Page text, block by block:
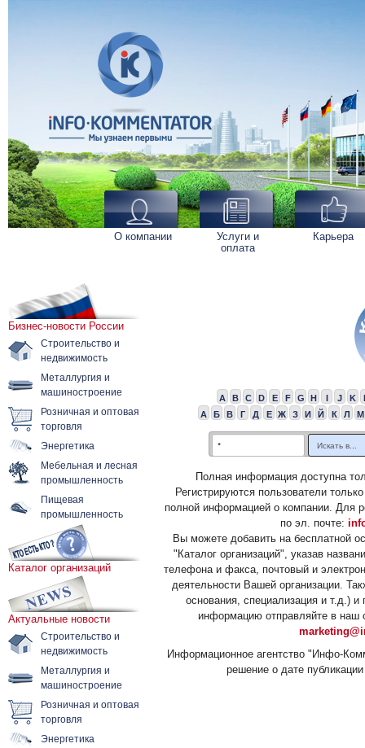
О компании
Услуги и
оплата
Карьера
Бизнес-новости России
Строительство и
недвижимость
Металлургия и
машиностроение
Розничная и оптовая
торговля
Энергетика
Мебельная и лесная
промышленность
Пищевая
промышленность
Каталог организаций
Актуальные новости
Строительство и
недвижимость
Металлургия и
машиностроение
Розничная и оптовая
торговля
Энергетика
A B C D E F G H I J K
А
Б В Г Д Е Ж З И Й К Л М
Полная информация доступна
Регистрируются пользователи
полной информацией о компании. Для
по эл. почте:
Вы можете добавить на бесплатной
"Каталог организаций", указав
телефона и факса, почтовый и
деятельности Вашей организации.
основания, специализация и т.д.)
информацию отправляйте в наш
Информационное агентство "Инфо-
решение о дате